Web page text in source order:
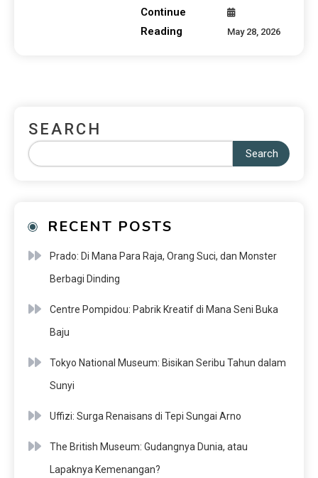
Continue
Reading
May 28, 2026
SEARCH
Search
RECENT POSTS
Prado: Di Mana Para Raja, Orang Suci, dan Monster
Berbagi Dinding
Centre Pompidou: Pabrik Kreatif di Mana Seni Buka
Baju
Tokyo National Museum: Bisikan Seribu Tahun dalam
Sunyi
Uffizi: Surga Renaisans di Tepi Sungai Arno
The British Museum: Gudangnya Dunia, atau
Lapaknya Kemenangan?